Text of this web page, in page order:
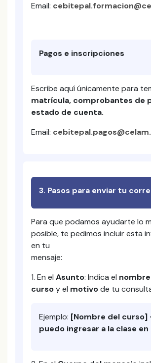
Email:
Pagos e inscripciones
Escribe aquí únicamente para
matrícula, comprobantes de
estado de cuenta.
Email:
3. Pasos para enviar tu
Para que podamos ayudarte lo
posible, te pedimos incluir esta
en tu
mensaje:
1. En el Asunto: Indica el
cursoy el motivode tu
Ejemplo: [Nombre del curso]
puedo ingresar a la clase en